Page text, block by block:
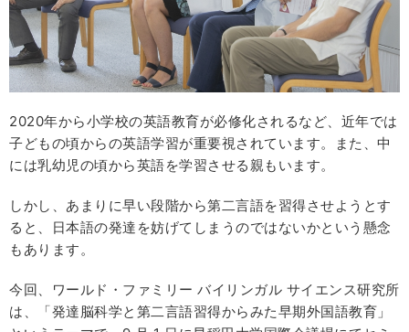
2020年から小学校の英語教育が必修化されるなど、近年では
子どもの頃からの英語学習が重要視されています。また、中
には乳幼児の頃から英語を学習させる親もいます。
しかし、あまりに早い段階から第二言語を習得させようとす
ると、日本語の発達を妨げてしまうのではないかという懸念
もあります。
今回、ワールド・ファミリー バイリンガル サイエンス研究所
は、「発達脳科学と第二言語習得からみた早期外国語教育」